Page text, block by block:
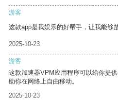
游客
这款app是我娱乐的好帮手，让我能够
2025-10-23
游客
这款加速器VPM应用程序可以给你提
助你在网络上自由移动。
2025-10-23